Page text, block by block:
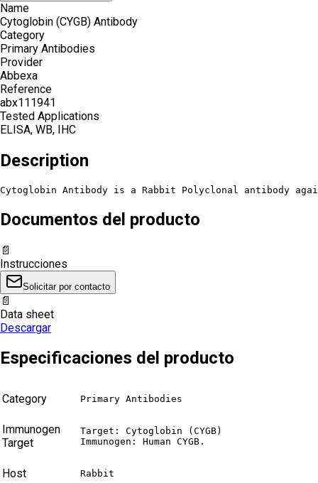
Name
Cytoglobin (CYGB) Antibody
Category
Primary Antibodies
Provider
Abbexa
Reference
abx111941
Tested Applications
ELISA, WB, IHC
Description
Cytoglobin Antibody is a Rabbit Polyclonal antibody
Documentos del producto
📄
Instrucciones
Solicitar por contacto
📄
Data sheet
Descargar
Especificaciones del producto
Category Primary Antibodies
Immunogen
Target
Target: Cytoglobin (CYGB)
Immunogen: Human CYGB.
Host Rabbit